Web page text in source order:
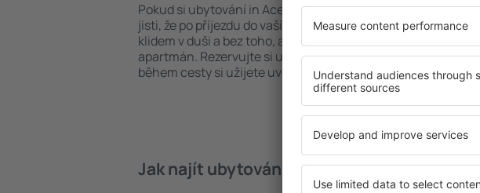
Pokud si ubytování in Acerra zarezervujete včas, můžete si
jisti, že po příjezdu do vaší destinace si budete moci
klidem v duši a bez toho, abyste museli hledat hotel nebo
apartmán. Rezervujte si ubytování před odjezdem to Acerra
během cesty si užijete uvolněnou atmosféru.
Jak najít ubytování in Acerra?